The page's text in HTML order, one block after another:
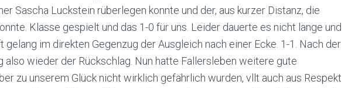
Sascha Luckstein rüberlegen konnte und der, aus kurzer Distanz, die
Klasse gespielt und das 1-0 für uns. Leider dauerte es nicht lange und
gelang im direkten Gegenzug der Ausgleich nach einer Ecke. 1-1. Nach der
also wieder der Rückschlag. Nun hatte Fallersleben weitere gute
zu unserem Glück nicht wirklich gefährlich wurden, vllt auch aus Respekt